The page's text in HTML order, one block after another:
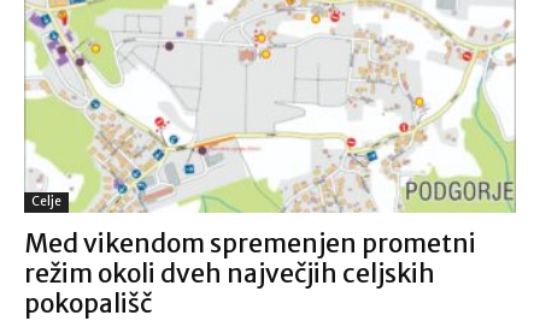
Celje
Med vikendom spremenjen prometni
režim okoli dveh največjih celjskih
pokopališč